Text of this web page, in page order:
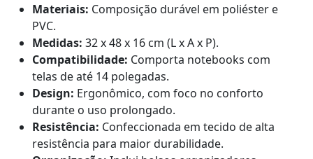
Materiais: Composição durável em poliéster e
PVC.
Medidas: 32 x 48 x 16 cm (L x A x P).
Compatibilidade: Comporta notebooks com
telas de até 14 polegadas.
Design: Ergonômico, com foco no conforto
durante o uso prolongado.
Resistência: Confeccionada em tecido de alta
resistência para maior durabilidade.